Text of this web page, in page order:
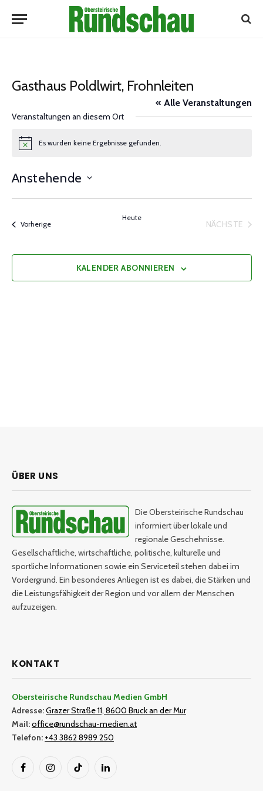
Gasthaus Poldlwirt, Frohnleiten
« Alle Veranstaltungen
Veranstaltungen an diesem Ort
Notice Es wurden keine Ergebnisse gefunden.
Anstehende
VorherigeVeranstaltungen
Heute
NÄCHSTE
KALENDER ABONNIEREN
ÜBER UNS
Die Obersteirische Rundschau
informiert über lokale und
regionale Geschehnisse.
Gesellschaftliche, wirtschaftliche, politische, kulturelle und
sportliche Informationen sowie ein Serviceteil stehen dabei im
Vordergrund. Ein besonderes Anliegen ist es dabei, die Stärken und
die Leistungsfähigkeit der Region und vor allem der Menschen
aufzuzeigen.
KONTAKT
Obersteirische Rundschau Medien GmbH
Adresse:Grazer Straße 11, 8600 Bruck an der Mur
Mail:office@rundschau-medien.at
Telefon: +43 3862 8989 250
FacebookInstagramTikTok LinkedIn